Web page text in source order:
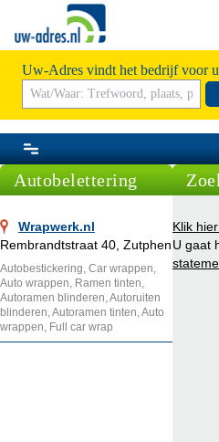
Uw-Adres vindt het bedrijf voor u
Autobelettering
Wrapwerk.nl
Rembrandtstraat 40, Zutphen
Autobestickering, Car wrappen,
Auto wrappen, Ramen tinten,
Autoramen blinderen, Autoruiten
blinderen, Autoramen tinten, Auto
wrappen, Full car wrap
Klik
U gaat